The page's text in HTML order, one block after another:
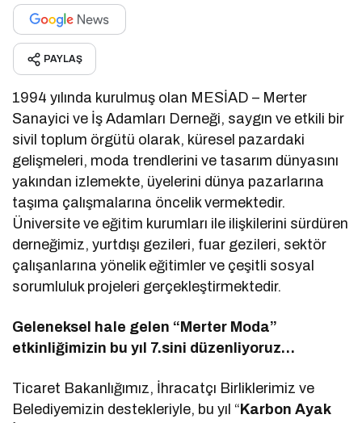
PAYLAŞ
1994 yılında kurulmuş olan MESİAD – Merter
Sanayici ve İş Adamları Derneği, saygın ve etkili bir
sivil toplum örgütü olarak, küresel pazardaki
gelişmeleri, moda trendlerini ve tasarım dünyasını
yakından izlemekte, üyelerini dünya pazarlarına
taşıma çalışmalarına öncelik vermektedir.
Üniversite ve eğitim kurumları ile ilişkilerini sürdüren
derneğimiz, yurtdışı gezileri, fuar gezileri, sektör
çalışanlarına yönelik eğitimler ve çeşitli sosyal
sorumluluk projeleri gerçekleştirmektedir.
Geleneksel hale gelen “Merter Moda”
etkinliğimizin bu yıl 7.sini düzenliyoruz…
Ticaret Bakanlığımız, İhracatçı Birliklerimiz ve
Belediyemizin destekleriyle, bu yıl “Karbon Ayak